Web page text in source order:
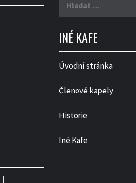
INÉ KAFE
Úvodní stránka
Členové kapely
Historie
Iné Kafe